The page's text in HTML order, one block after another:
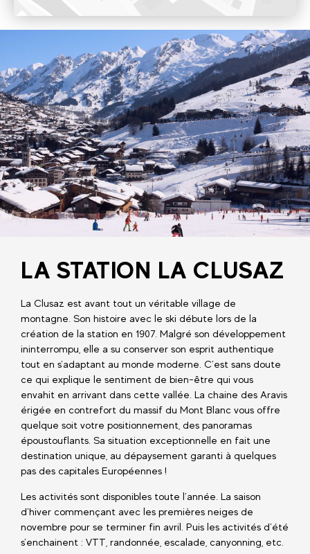
LA STATION LA CLUSAZ
La Clusaz est avant tout un véritable village de
montagne. Son histoire avec le ski débute lors de la
création de la station en 1907. Malgré son développement
ininterrompu, elle a su conserver son esprit authentique
tout en s’adaptant au monde moderne. C’est sans doute
ce qui explique le sentiment de bien-être qui vous
envahit en arrivant dans cette vallée. La chaine des Aravis
érigée en contrefort du massif du Mont Blanc vous offre
quelque soit votre positionnement, des panoramas
époustouflants. Sa situation exceptionnelle en fait une
destination unique, au dépaysement garanti à quelques
pas des capitales Européennes !
Les activités sont disponibles toute l’année. La saison
d’hiver commençant avec les premières neiges de
novembre pour se terminer fin avril. Puis les activités d’été
s’enchainent : VTT, randonnée, escalade, canyonning, etc.